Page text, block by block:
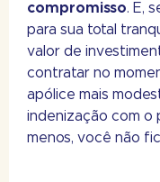
compromisso. E,
para sua total
valor de
contratar no
apólice mais
indenização com o
menos, você não